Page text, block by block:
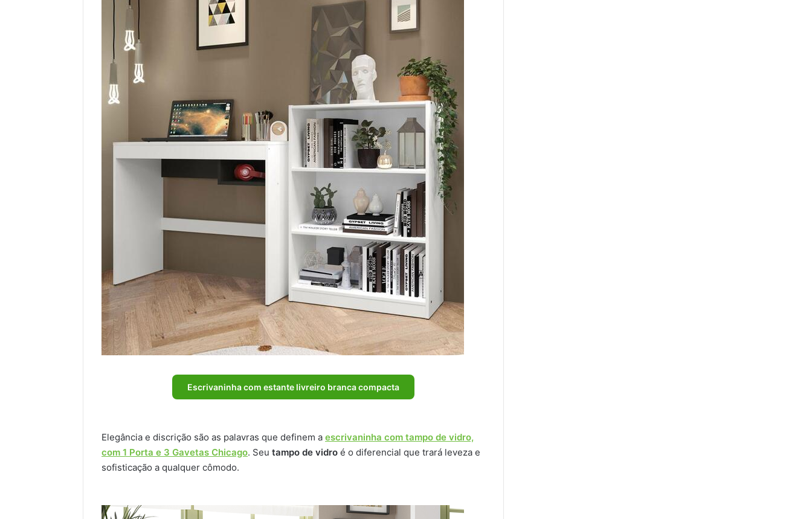
Escrivaninha com estante livreiro branca compacta
Elegância e discrição são as palavras que definem a escrivaninha com tampo de vidro,
com 1 Porta e 3 Gavetas Chicago. Seu tampo de vidro é o diferencial que trará leveza e
sofisticação a qualquer cômodo.